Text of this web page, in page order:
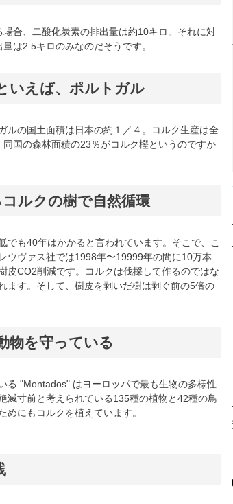
合、二酸化炭素の排出量は約10キロ。それに対
は2.5キロのみなのだそうです。
いえば、ポルトガル
ルの国土面積は日本の約１／４。コルク生産は全
国の森林面積の23％がコルク樫というのですか
ルクの樹で自然循環
でも40年はかかると言われています。そこで、こ
ウヴァス社では1998年〜19999年の間に10万本
皮CO2削減です。コルクは伐採して作るのではな
ます。そして、樹皮を剥いだ樹は剥ぐ前の5倍の
物を守っている
る "Montados" はヨーロッパで最も生物の多様性
滅寸前と考えられている135種の植物と42種の鳥
にもコルクを植えています。